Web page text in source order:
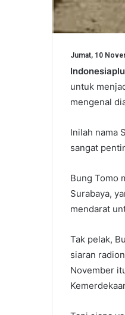
Jumat, 10
untuk
mengenal
Inilah nama
sangat
Bung Tomo
Surabaya,
mendarat
Tak pelak,
siaran
November